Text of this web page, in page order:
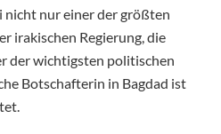
nicht nur einer der größten
irakischen Regierung, die
der wichtigsten politischen
Botschafterin in Bagdad ist